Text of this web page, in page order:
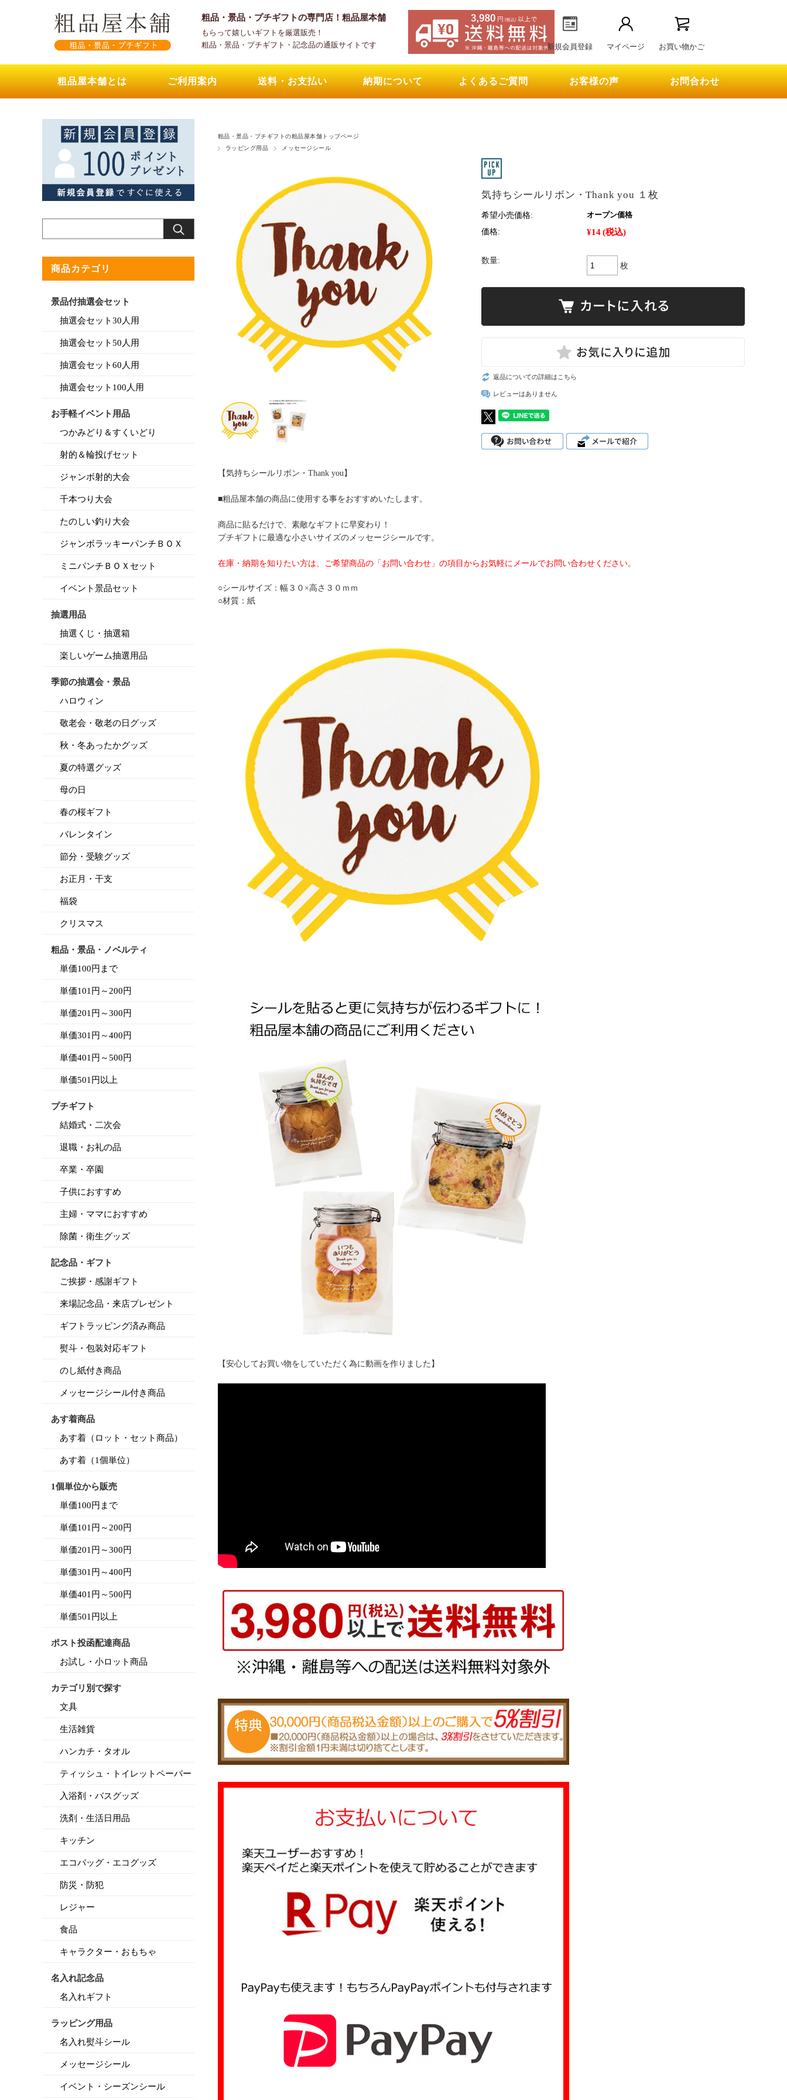
粗品・景品・プチギフトの専門店！粗品屋本舗
もらって嬉しいギフトを厳選販売！
粗品・景品・プチギフト・記念品の通販サイトです
新規会員登録 マイページ お買い物かご
粗品屋本舗とは ご利用案内 送料・お支払い 納期について よくあるご質問 お客様の声 お問合わせ
粗品・景品・プチギフトの粗品屋本舗トップページ
ラッピング用品
メッセージシール
気持ちシールリボン・Thank you １枚
希望小売価格: オープン価格
価格: ¥14(税込)
数量:
枚
返品についての詳細はこちら
レビューはありません
【気持ちシールリボン・Thank you】
■粗品屋本舗の商品に使用する事をおすすめいたします。
商品に貼るだけで、素敵なギフトに早変わり！
プチギフトに最適な小さいサイズのメッセージシールです。
在庫・納期を知りたい方は、ご希望商品の「お問い合わせ」の項目からお気軽にメールでお問い合わせください。
○シールサイズ：幅３０×高さ３０ｍｍ
○材質：紙
【安心してお買い物をしていただく為に動画を作りました】
商品カテゴリ
景品付抽選会セット
抽選会セット30人用
抽選会セット50人用
抽選会セット60人用
抽選会セット100人用
お手軽イベント用品
つかみどり＆すくいどり
射的＆輪投げセット
ジャンボ射的大会
千本つり大会
たのしい釣り大会
ジャンボラッキーパンチＢＯＸ
ミニパンチＢＯＸセット
イベント景品セット
抽選用品
抽選くじ・抽選箱
楽しいゲーム抽選用品
季節の抽選会・景品
ハロウィン
敬老会・敬老の日グッズ
秋・冬あったかグッズ
夏の特選グッズ
母の日
春の桜ギフト
バレンタイン
節分・受験グッズ
お正月・干支
福袋
クリスマス
粗品・景品・ノベルティ
単価100円まで
単価101円～200円
単価201円～300円
単価301円～400円
単価401円～500円
単価501円以上
プチギフト
結婚式・二次会
退職・お礼の品
卒業・卒園
子供におすすめ
主婦・ママにおすすめ
除菌・衛生グッズ
記念品・ギフト
ご挨拶・感謝ギフト
来場記念品・来店プレゼント
ギフトラッピング済み商品
熨斗・包装対応ギフト
のし紙付き商品
メッセージシール付き商品
あす着商品
あす着（ロット・セット商品）
あす着（1個単位）
1個単位から販売
単価100円まで
単価101円～200円
単価201円～300円
単価301円～400円
単価401円～500円
単価501円以上
ポスト投函配達商品
お試し・小ロット商品
カテゴリ別で探す
文具
生活雑貨
ハンカチ・タオル
ティッシュ・トイレットペーパー
入浴剤・バスグッズ
洗剤・生活日用品
キッチン
エコバッグ・エコグッズ
防災・防犯
レジャー
食品
キャラクター・おもちゃ
名入れ記念品
名入れギフト
ラッピング用品
名入れ熨斗シール
メッセージシール
イベント・シーズンシール